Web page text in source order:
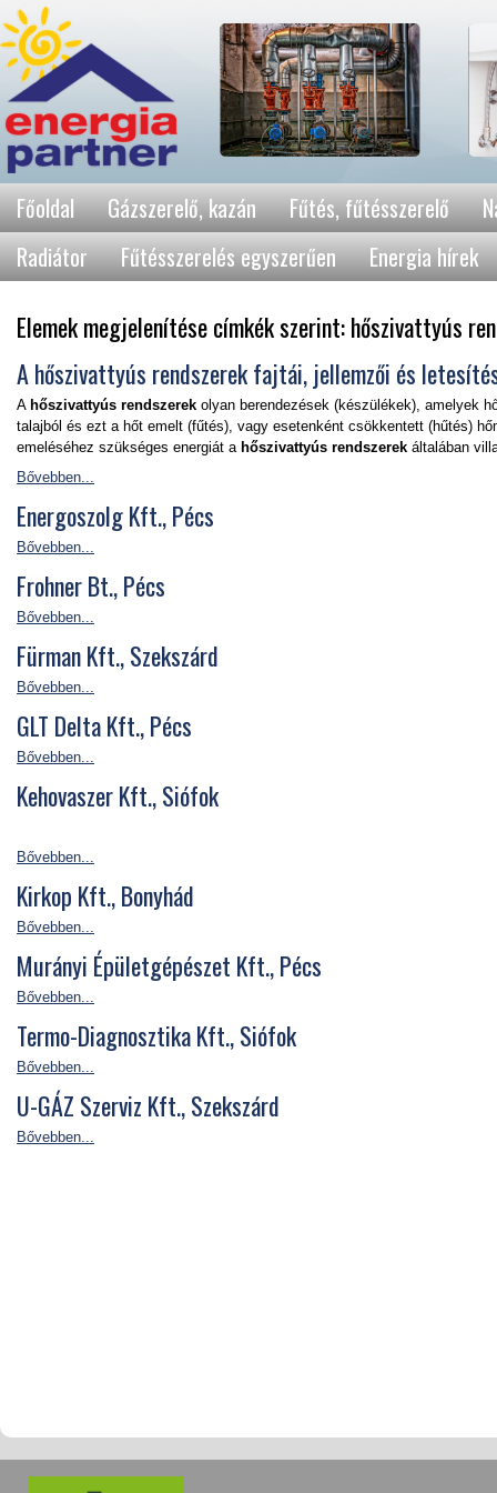
Főoldal Gázszerelő, kazán Fűtés, fűtésszerelő
Radiátor
Fűtésszerelés egyszerűen Energia hírek
Elemek megjelenítése címkék szerint: hőszivattyús
A hőszivattyús rendszerek fajtái, jellemzői és
A hőszivattyús rendszerek olyan berendezések (készülékek), amelyek
talajból és ezt a hőt emelt (fűtés), vagy esetenként csökkentett (hűtés)
emeléséhez szükséges energiát a hőszivattyús rendszerek általában
Bővebben...
Energoszolg Kft., Pécs
Bővebben...
Frohner Bt., Pécs
Bővebben...
Fürman Kft., Szekszárd
Bővebben...
GLT Delta Kft., Pécs
Bővebben...
Kehovaszer Kft., Siófok
Bővebben...
Kirkop Kft., Bonyhád
Bővebben...
Murányi Épületgépészet Kft., Pécs
Bővebben...
Termo-Diagnosztika Kft., Siófok
Bővebben...
U-GÁZ Szerviz Kft., Szekszárd
Bővebben...